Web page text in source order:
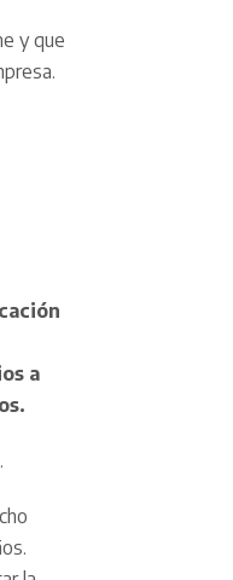
y que
a